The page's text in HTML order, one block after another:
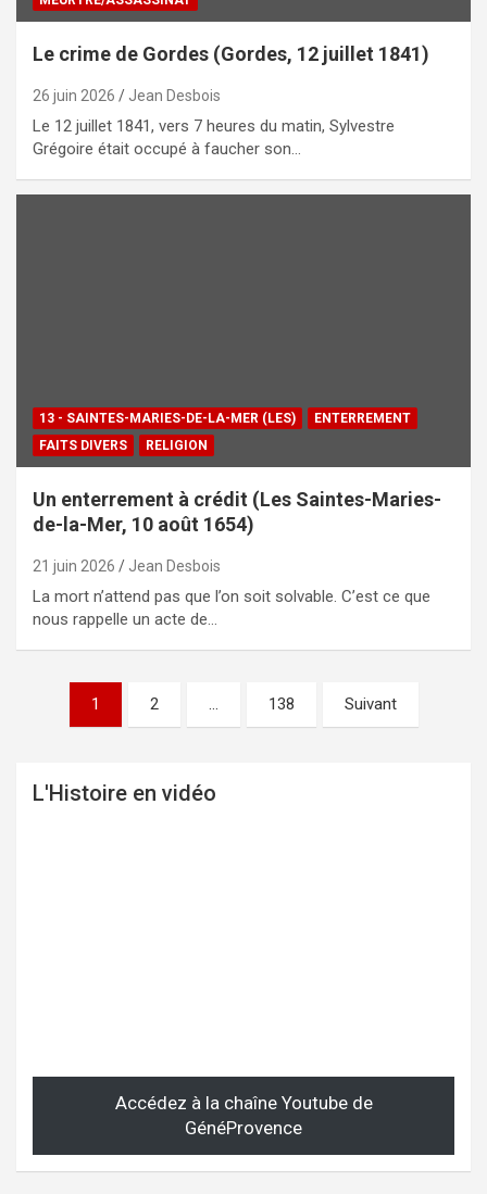
Le crime de Gordes (Gordes, 12 juillet 1841)
26 juin 2026 Jean Desbois
Le 12 juillet 1841, vers 7 heures du matin, Sylvestre
Grégoire était occupé à faucher son…
13 - SAINTES-MARIES-DE-LA-MER (LES)
ENTERREMENT
FAITS DIVERS
RELIGION
Un enterrement à crédit (Les Saintes-Maries-
de-la-Mer, 10 août 1654)
21 juin 2026 Jean Desbois
La mort n’attend pas que l’on soit solvable. C’est ce que
nous rappelle un acte de…
Pagination
publications
1 2 138 Suivant
L'Histoire en vidéo
Accédez à la chaîne Youtube de
GénéProvence